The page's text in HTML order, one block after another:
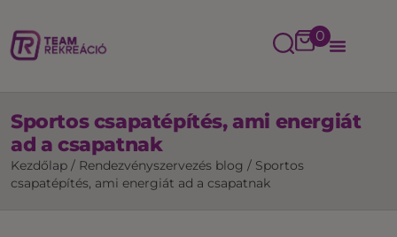
0
Sportos csapatépítés, ami energiát
ad a csapatnak
Kezdőlap / Rendezvényszervezés blog / Sportos
csapatépítés, ami energiát ad a csapatnak